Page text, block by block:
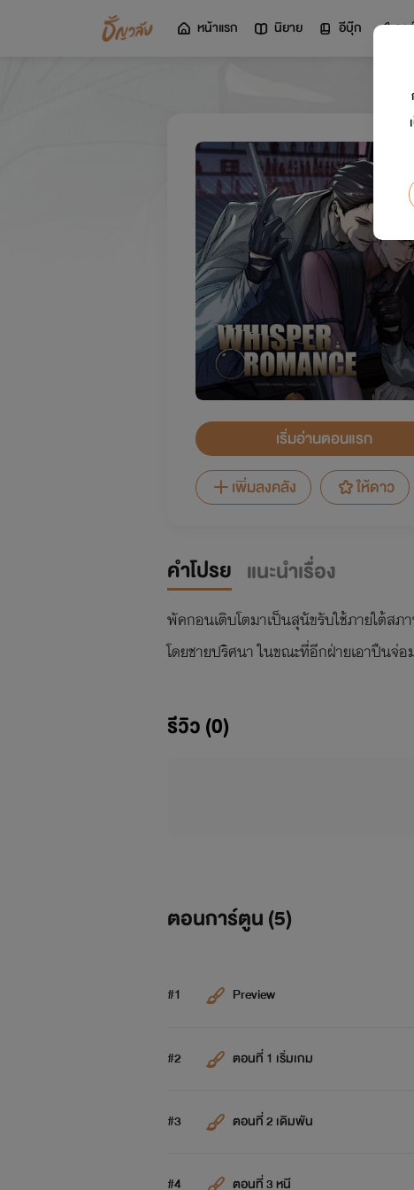
หน้าแรก นิยาย อีบุ๊ก กา
เริ่มอ่านตอนแรก
เพิ่มลงคลัง
ให้ดาว
คำโปรย แนะนำเรื่อง
พัคกอนเติบโตมาเป็นสุนัขรับใช้ภายใต้สภ
โดยชายปริศนา ในขณะที่อีกฝ่ายเอาปืน
รีวิว (0)
ตอนการ์ตูน (5)
#1 Preview
#2 ตอนที่ 1 เริ่มเกม
#3 ตอนที่ 2 เดิมพัน
#4 ตอนที่ 3 หนี